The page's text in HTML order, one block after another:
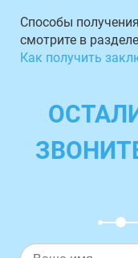
Способы
смотрите в разделе
Как получить